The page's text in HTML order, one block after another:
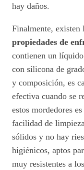
hay daños.
Finalmente, existen
propiedades de
contienen un
con silicona de
y composición, es
efectiva cuando se
estos mordedores
facilidad de
sólidos y no hay
higiénicos, aptos
muy resistentes a